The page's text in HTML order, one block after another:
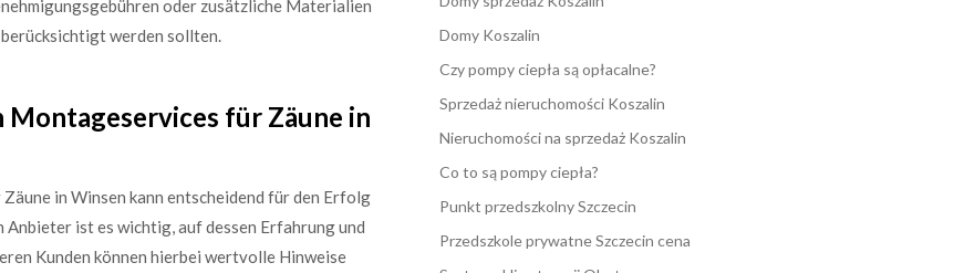
oder zusätzliche Materialien
werden sollten.
für Zäune in
in Winsen kann entscheidend für den Erfolg
Anbieter ist es wichtig, auf dessen Erfahrung und
Kunden können hierbei wertvolle Hinweise
Domy Koszalin
Czy pompy ciepła są opłacalne?
Sprzedaż nieruchomości Koszalin
Nieruchomości na sprzedaż Koszalin
Co to są pompy ciepła?
Punkt przedszkolny Szczecin
Przedszkole prywatne Szczecin cena